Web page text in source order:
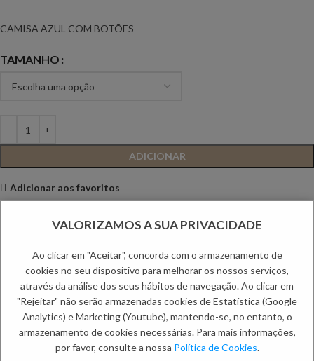
CAMISA AZUL COM BOTÕES
TAMANHO
ADICIONAR
Adicionar aos favoritos
Camisa tecido acetinado. Manga morcego. Abotoa na frente com
Informação adicional
Envio
Métodos de Pagamento
Trocas e Devoluções
VALORIZAMOS A SUA PRIVACIDADE
Ao clicar em "Aceitar", concorda com o armazenamento de
cookies no seu dispositivo para melhorar os nossos serviços,
através da análise dos seus hábitos de navegação. Ao clicar em
"Rejeitar" não serão armazenadas cookies de Estatística (Google
Analytics) e Marketing (Youtube), mantendo-se, no entanto, o
armazenamento de cookies necessárias. Para mais informações,
por favor, consulte a nossa Política de Cookies.